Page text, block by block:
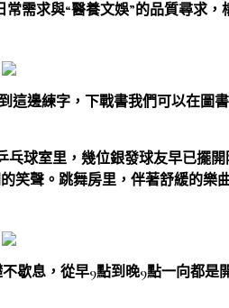
需求與“醫養文娛”的品質尋求，
這邊練字，下戰書我們可以在圖
球室里，幾位銀發球友早已擺
笑聲。跳舞房里，伴著舒緩的樂
歇息，從早9點到晚9點一向都是